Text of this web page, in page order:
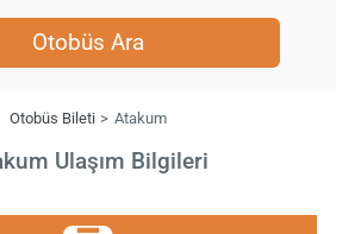
Otobüs Ara
Otobüs Bileti Atakum
Ulaşım Bilgileri